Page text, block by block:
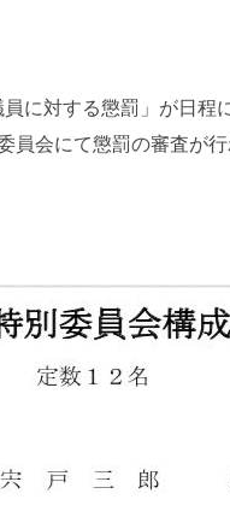
に対する懲罰」が日程
員会にて懲罰の審査が行